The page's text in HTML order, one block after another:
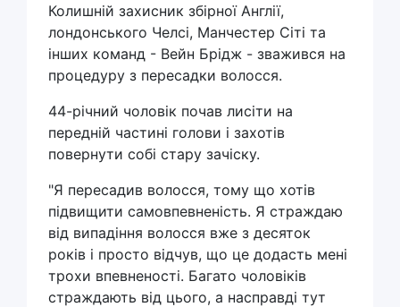
Колишній захисник збірної Англії,
лондонського Челсі, Манчестер Сіті та
інших команд - Вейн Брідж - зважився на
процедуру з пересадки волосся.
44-річний чоловік почав лисіти на
передній частині голови і захотів
повернути собі стару зачіску.
"Я пересадив волосся, тому що хотів
підвищити самовпевненість. Я страждаю
від випадіння волосся вже з десяток
років і просто відчув, що це додасть мені
трохи впевненості. Багато чоловіків
страждають від цього, а насправді тут